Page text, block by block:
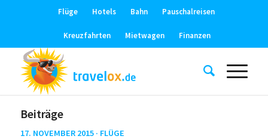
Flüge Hotels Bahn Pauschalreisen
Kreuzfahrten Mietwagen Finanzen
Beiträge
17. NOVEMBER 2015 · FLÜGE